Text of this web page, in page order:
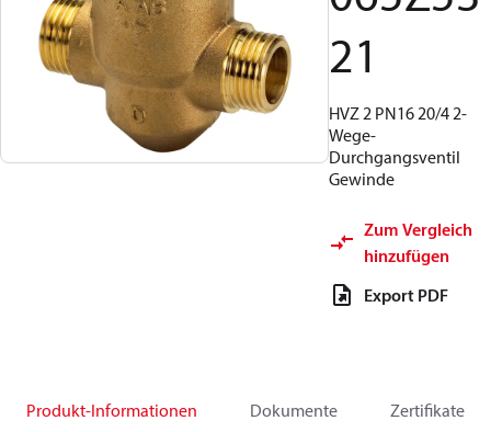
21
HVZ 2 PN16 20/4 2-
Wege-
Durchgangsventil
Gewinde
Zum Vergleich
hinzufügen
Export PDF
Produkt-Informationen Dokumente Zertifikate